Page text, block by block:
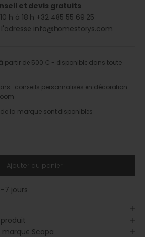
et devis gratuits
h à 18 h +32 485 55 69 25
info@homestorys.com
partir de 500 € - disponible dans toute
: conseils personnalisés en décoration
la marque sont disponibles
Ajouter au panier
7 jours
marque Scapa